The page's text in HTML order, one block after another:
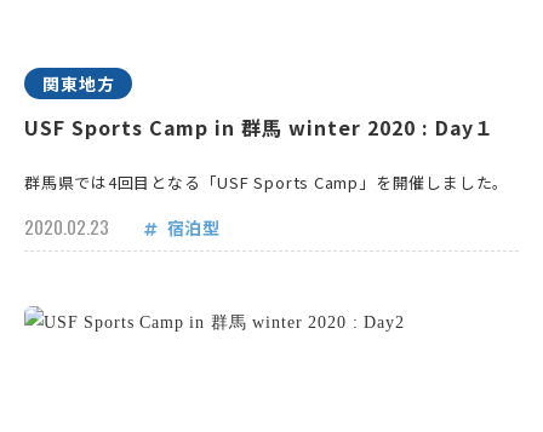
関東地方
USF Sports Camp in 群馬 winter 2020 : Day１
群馬県では4回目となる「USF Sports Camp」を開催しました。
2020.02.23 宿泊型